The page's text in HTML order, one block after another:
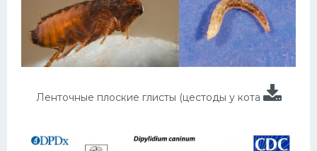
Ленточные плоские глисты (цестоды у кота